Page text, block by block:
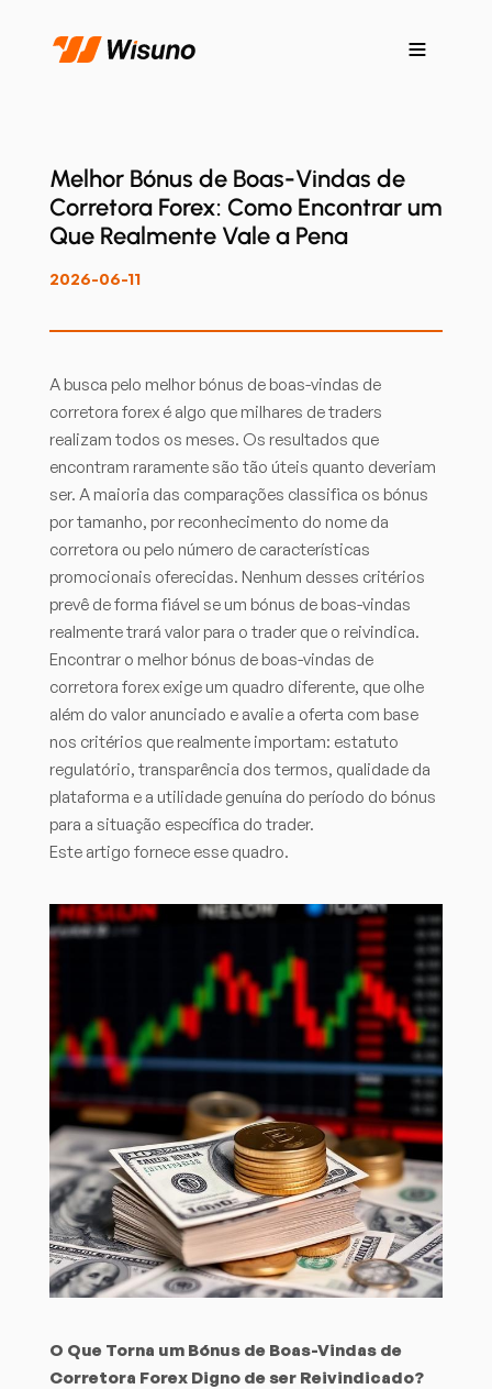
Melhor Bónus de Boas-Vindas de
Corretora Forex: Como Encontrar um
Que Realmente Vale a Pena
2026-06-11
A busca pelo melhor bónus de boas-vindas de
corretora forex é algo que milhares de traders
realizam todos os meses. Os resultados que
encontram raramente são tão úteis quanto deveriam
ser. A maioria das comparações classifica os bónus
por tamanho, por reconhecimento do nome da
corretora ou pelo número de características
promocionais oferecidas. Nenhum desses critérios
prevê de forma fiável se um bónus de boas-vindas
realmente trará valor para o trader que o reivindica.
Encontrar o melhor bónus de boas-vindas de
corretora forex exige um quadro diferente, que olhe
além do valor anunciado e avalie a oferta com base
nos critérios que realmente importam: estatuto
regulatório, transparência dos termos, qualidade da
plataforma e a utilidade genuína do período do bónus
para a situação específica do trader.
Este artigo fornece esse quadro.
O Que Torna um Bónus de Boas-Vindas de
Corretora Forex Digno de ser Reivindicado?